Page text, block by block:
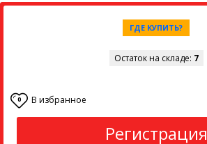
ГДЕ КУПИТЬ?
Остаток на складе: 7
0 В избранное
Регистрация